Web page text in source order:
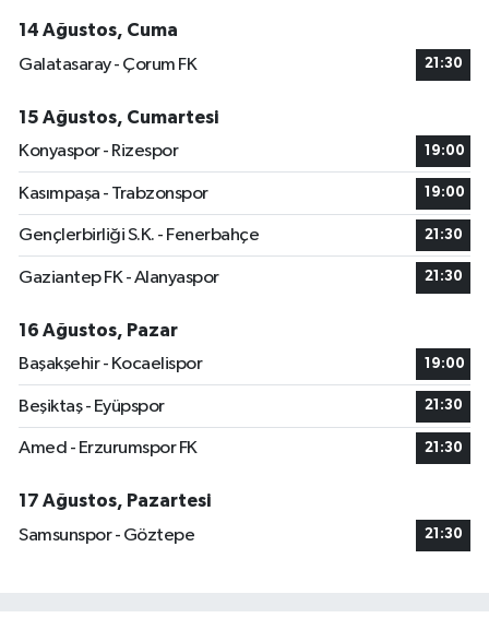
14 Ağustos, Cuma
Galatasaray - Çorum FK
21:30
15 Ağustos, Cumartesi
Konyaspor - Rizespor
19:00
Kasımpaşa - Trabzonspor 19:00
Gençlerbirliği S.K. - Fenerbahçe 21:30
Gaziantep FK - Alanyaspor 21:30
16 Ağustos, Pazar
Başakşehir - Kocaelispor
19:00
Beşiktaş - Eyüpspor 21:30
Amed - Erzurumspor FK 21:30
17 Ağustos, Pazartesi
Samsunspor - Göztepe
21:30